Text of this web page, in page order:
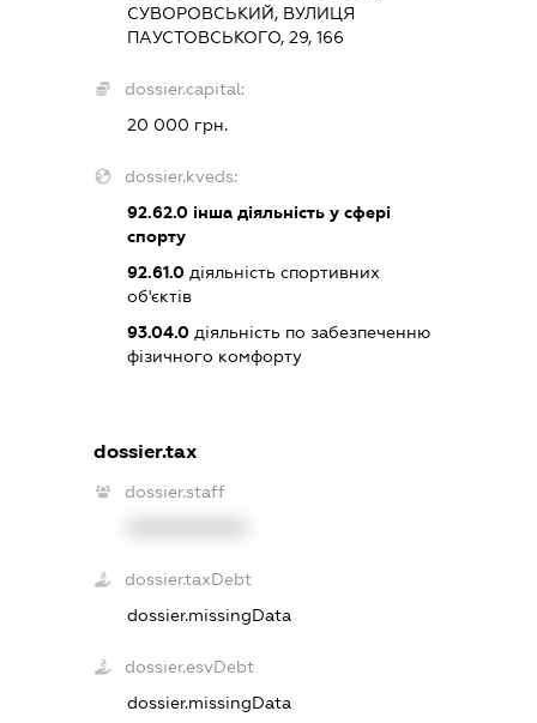
СУВОРОВСЬКИЙ, ВУЛИЦЯ
ПАУСТОВСЬКОГО, 29, 166
dossier.capital:
20 000 грн.
dossier.kveds:
92.62.0інша діяльність у сфері
спорту
92.61.0діяльність спортивних
об'єктів
93.04.0діяльність по забезпеченню
фізичного комфорту
dossier.tax
dossier.staff
dossier.taxDebt
dossier.missingData
dossier.esvDebt
dossier.missingData